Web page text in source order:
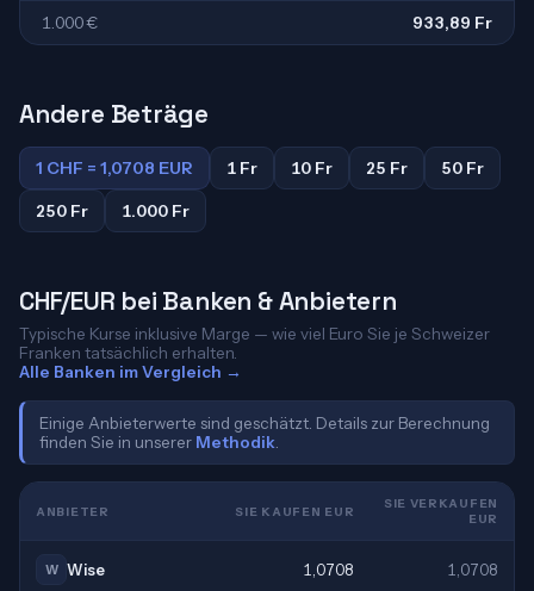
1.000 € 933,89 Fr
Andere Beträge
1 CHF = 1,0708 EUR 1 Fr 10 Fr 25 Fr
50 Fr
250 Fr
1.000 Fr
CHF/EUR bei Banken & Anbietern
Typische Kurse inklusive Marge — wie viel Euro Sie je Schweizer
Franken tatsächlich erhalten.
Alle Banken im Vergleich →
Einige Anbieterwerte sind geschätzt. Details zur Berechnung
finden Sie in unserer Methodik
ANBIETER SIE KAUFEN EUR
SIE VERKAUFEN
EUR
W Wise 1,0708 1,0708